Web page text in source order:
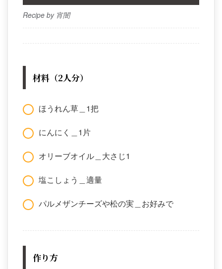
Recipe by 宵闇
材料（2人分）
ほうれん草＿1把
にんにく＿1片
オリーブオイル＿大さじ1
塩こしょう＿適量
パルメザンチーズや松の実＿お好みで
作り方